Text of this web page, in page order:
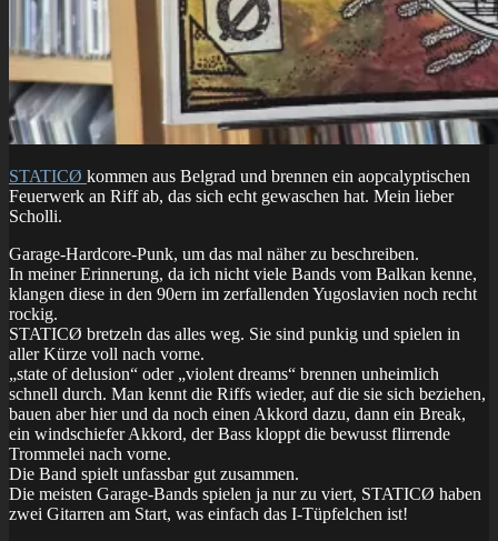
STATICØ kommen aus Belgrad und brennen ein aopcalyptischen
Feuerwerk an Riff ab, das sich echt gewaschen hat. Mein lieber
Scholli.
Garage-Hardcore-Punk, um das mal näher zu beschreiben.
In meiner Erinnerung, da ich nicht viele Bands vom Balkan kenne,
klangen diese in den 90ern im zerfallenden Yugoslavien noch recht
rockig.
STATICØ bretzeln das alles weg. Sie sind punkig und spielen in
aller Kürze voll nach vorne.
„state of delusion“ oder „violent dreams“ brennen unheimlich
schnell durch. Man kennt die Riffs wieder, auf die sie sich beziehen,
bauen aber hier und da noch einen Akkord dazu, dann ein Break,
ein windschiefer Akkord, der Bass kloppt die bewusst flirrende
Trommelei nach vorne.
Die Band spielt unfassbar gut zusammen.
Die meisten Garage-Bands spielen ja nur zu viert, STATICØ haben
zwei Gitarren am Start, was einfach das I-Tüpfelchen ist!